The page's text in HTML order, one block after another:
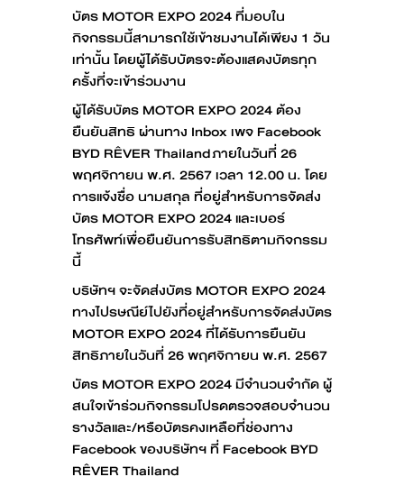
บัตร MOTOR EXPO 2024 ที่มอบใน
กิจกรรมนี้สามารถใช้เข้าชมงานได้เพียง 1 วัน
เท่านั้น โดยผู้ได้รับบัตรจะต้องแสดงบัตรทุก
ครั้งที่จะเข้าร่วมงาน
ผู้ได้รับบัตร MOTOR EXPO 2024 ต้อง
ยืนยันสิทธิ ผ่านทาง Inbox เพจ Facebook
BYD RÊVER Thailand ภายในวันที่ 26
พฤศจิกายน พ.ศ. 2567 เวลา 12.00 น. โดย
การแจ้งชื่อ นามสกุล ที่อยู่สำหรับการจัดส่ง
บัตร MOTOR EXPO 2024 และเบอร์
โทรศัพท์เพื่อยืนยันการรับสิทธิตามกิจกรรม
นี้
บริษัทฯ จะจัดส่งบัตร MOTOR EXPO 2024
ทางไปรษณีย์ไปยังที่อยู่สำหรับการจัดส่งบัตร
MOTOR EXPO 2024 ที่ได้รับการยืนยัน
สิทธิภายในวันที่ 26 พฤศจิกายน พ.ศ. 2567
บัตร MOTOR EXPO 2024 มีจำนวนจำกัด ผู้
สนใจเข้าร่วมกิจกรรมโปรดตรวจสอบจำนวน
รางวัลและ/หรือบัตรคงเหลือที่ช่องทาง
Facebook ของบริษัทฯ ที่ Facebook BYD
RÊVER Thailand